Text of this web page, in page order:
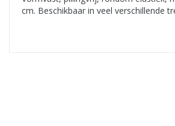
cm. Beschikbaar in veel verschillende